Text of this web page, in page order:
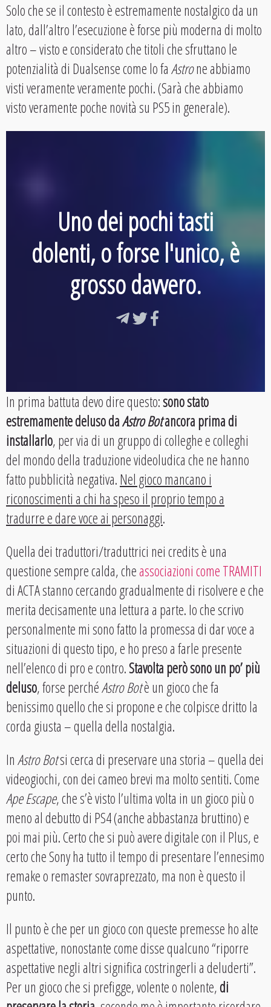
Solo che se il contesto è estremamente nostalgico da un
lato, dall’altro l’esecuzione è forse più moderna di molto
altro – visto e considerato che titoli che sfruttano le
potenzialità di Dualsense come lo faAstrone abbiamo
visti veramente veramente pochi. (Sarà che abbiamo
visto veramente poche novità su PS5 in generale).
Uno dei pochi tasti
dolenti, o forse l'unico, è
grosso davvero.
In prima battuta devo dire questo:sono stato
estremamente deluso daAstro Botancora prima di
installarlo, per via di un gruppo di colleghe e colleghi
del mondo della traduzione videoludica che ne hanno
fatto pubblicità negativa.Nel gioco mancano i
riconoscimenti a chi ha speso il proprio tempo a
tradurre e dare voce ai personaggi.
Quella dei traduttori/traduttrici nei credits è una
questione sempre calda, cheassociazioni come TRAMITI
di ACTA stanno cercando gradualmente di risolvere e che
merita decisamente una lettura a parte. Io che scrivo
personalmente mi sono fatto la promessa di dar voce a
situazioni di questo tipo, e ho preso a farle presente
nell’elenco di pro e contro.Stavolta però sono un po’ più
deluso, forse perchéAstro Botè un gioco che fa
benissimo quello che si propone e che colpisce dritto la
corda giusta – quella della nostalgia.
InAstro Botsi cerca di preservare una storia – quella dei
videogiochi, con dei cameo brevi ma molto sentiti. Come
Ape Escape, che s’è visto l’ultima volta in un gioco più o
meno al debutto di PS4 (anche abbastanza bruttino) e
poi mai più. Certo che si può avere digitale con il Plus, e
certo che Sony ha tutto il tempo di presentare l’ennesimo
remake o remaster sovraprezzato, ma non è questo il
punto.
Il punto è che per un gioco con queste premesse ho alte
aspettative, nonostante come disse qualcuno “riporre
aspettative negli altri significa costringerli a deluderti”.
Per un gioco che si prefigge, volente o nolente,di